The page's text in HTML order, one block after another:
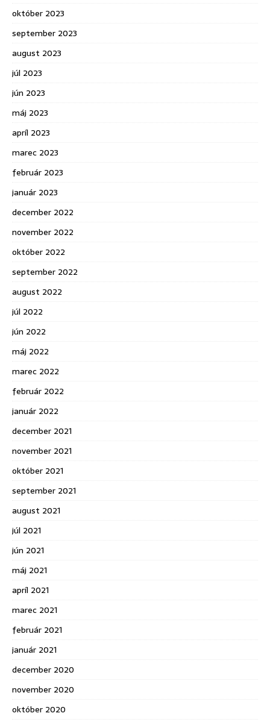
október 2023
september 2023
august 2023
júl 2023
jún 2023
máj 2023
apríl 2023
marec 2023
február 2023
január 2023
december 2022
november 2022
október 2022
september 2022
august 2022
júl 2022
jún 2022
máj 2022
marec 2022
február 2022
január 2022
december 2021
november 2021
október 2021
september 2021
august 2021
júl 2021
jún 2021
máj 2021
apríl 2021
marec 2021
február 2021
január 2021
december 2020
november 2020
október 2020